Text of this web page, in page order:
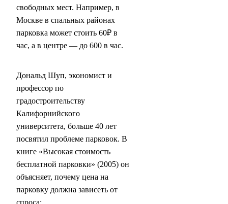
свободных мест. Например, в
Москве в спальных районах
парковка может стоить 60₽ в
час, а в центре — до 600 в час.
Дональд Шуп, экономист и
профессор по
градостроительству
Калифорнийского
университета, больше 40 лет
посвятил проблеме парковок. В
книге «Высокая стоимость
бесплатной парковки» (2005) он
объясняет, почему цена на
парковку должна зависеть от